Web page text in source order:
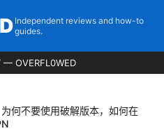
Independent reviews and how-to
guides.
— OVERFL0WED
何不要使用破解版本，如何在